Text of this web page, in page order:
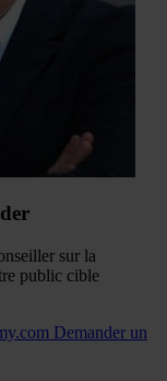
sur la
public cible
Demander un